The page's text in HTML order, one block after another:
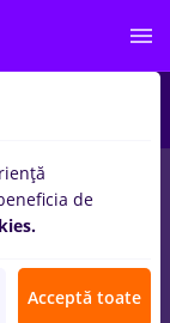
time
/ Distributie
de
Acceptă toate